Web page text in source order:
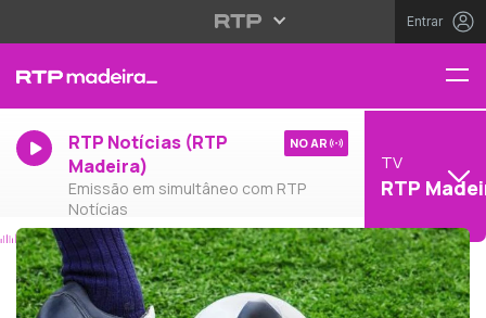
Entrar
RTP Notícias (RTP
Madeira)
Emissão em simultâneo com RTP
Notícias
NO AR
TV
RTP